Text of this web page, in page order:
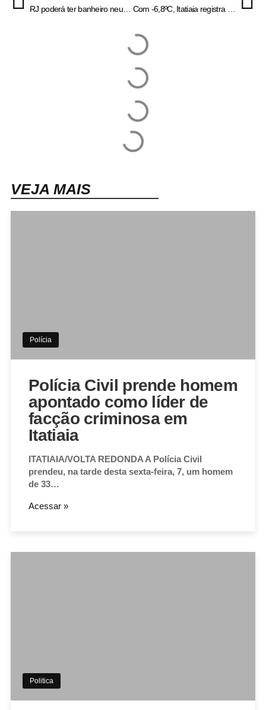
RJ poderá ter banheiro neutro para uso de pessoas trans e não-binárias
VEJA MAIS
Polícia
Polícia Civil prende homem
apontado como líder de
facção criminosa em
Itatiaia
ITATIAIA/VOLTA REDONDA A Polícia Civil
prendeu, na tarde desta sexta-feira, 7, um homem
de 33…
Acessar »
Politica